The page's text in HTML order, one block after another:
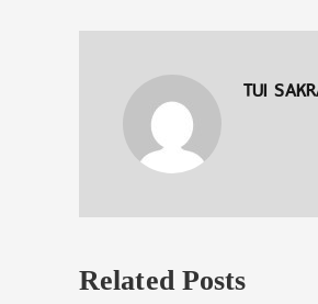
TUI
Related Posts